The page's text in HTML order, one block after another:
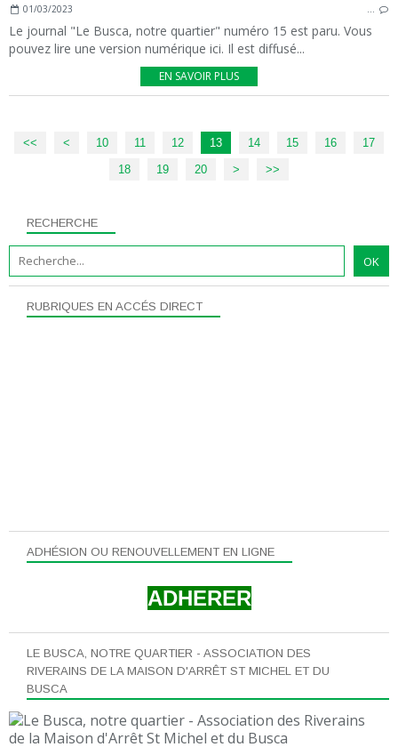
01/03/2023 …
Le journal "Le Busca, notre quartier" numéro 15 est paru. Vous
pouvez lire une version numérique ici. Il est diffusé...
EN SAVOIR PLUS
<< < 10 11 12 13 14 15 16
17
18
19 20 30
40
50
> >>
RECHERCHE
LE BUSCA, NOTRE QUARTIER - ASSOCIATION DES
RIVERAINS DE LA MAISON D'ARRÊT ST MICHEL ET DU
BUSCA
ADHÉSION OU RENOUVELLEMENT EN LIGNE
ADHERER
RUBRIQUES EN ACCÉS DIRECT